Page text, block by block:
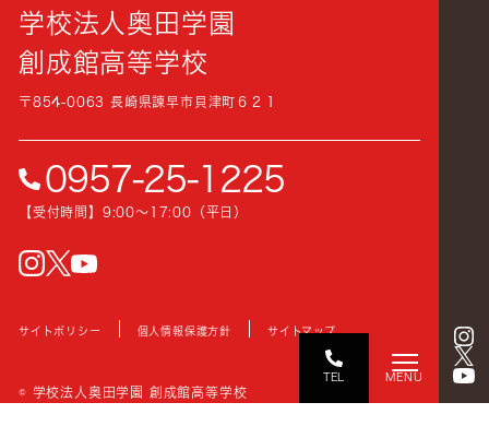
MENU
TEL
学校法人奥田学園
創成館高等学校
〒854-0063 長崎県諫早市貝津町６２１
0957-25-1225
【受付時間】9:00〜17:00（平日）
instagram
サイトポリシー 個人情報保護方針 サイトマップ
© 学校法人奥田学園 創成館高等学校